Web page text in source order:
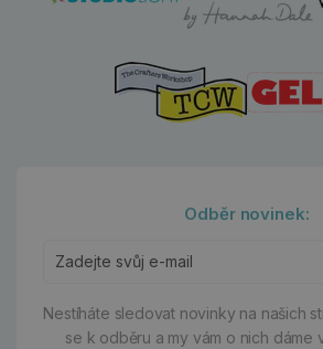
Odběr novinek:
Nestíháte sledovat novinky na našich
se k odběru a my vám o nich dáme